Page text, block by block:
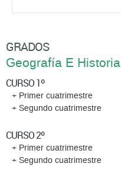
GRADOS
Geografía E Historia
CURSO 1º
+ Primer cuatrimestre
+ Segundo cuatrimestre
CURSO 2º
+ Primer cuatrimestre
+ Segundo cuatrimestre